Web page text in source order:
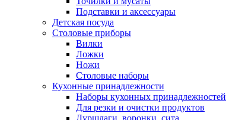
Подставки и аксессуары
Детская посуда
Столовые приборы
Вилки
Ложки
Ножи
Столовые наборы
Кухонные принадлежности
Наборы кухонных принадлежностей
Для резки и очистки продуктов
Дуршлаги, воронки, сита